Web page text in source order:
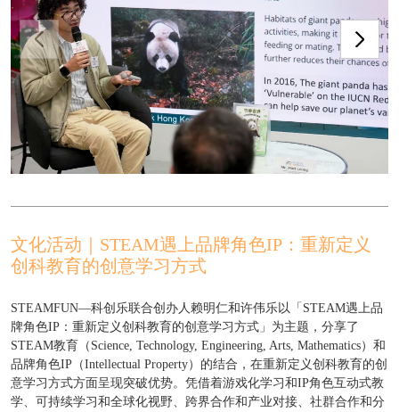
文化活动｜STEAM遇上品牌角色IP：重新定义
创科教育的创意学习方式
STEAMFUN—科创乐联合创办人赖明仁和许伟乐以「STEAM遇上品
牌角色IP：重新定义创科教育的创意学习方式」为主题，分享了
STEAM教育（Science, Technology, Engineering, Arts, Mathematics）和
品牌角色IP（Intellectual Property）的结合，在重新定义创科教育的创
意学习方式方面呈现突破优势。凭借着游戏化学习和IP角色互动式教
学、可持续学习和全球化视野、跨界合作和产业对接、社群合作和分